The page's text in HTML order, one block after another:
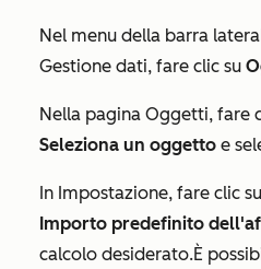
Nel menu della barra
Gestione dati, fare clic su
Nella pagina Oggetti, fare
Seleziona un oggetto e
In Impostazione, fare clic
Importo predefinito
calcolo desiderato.È